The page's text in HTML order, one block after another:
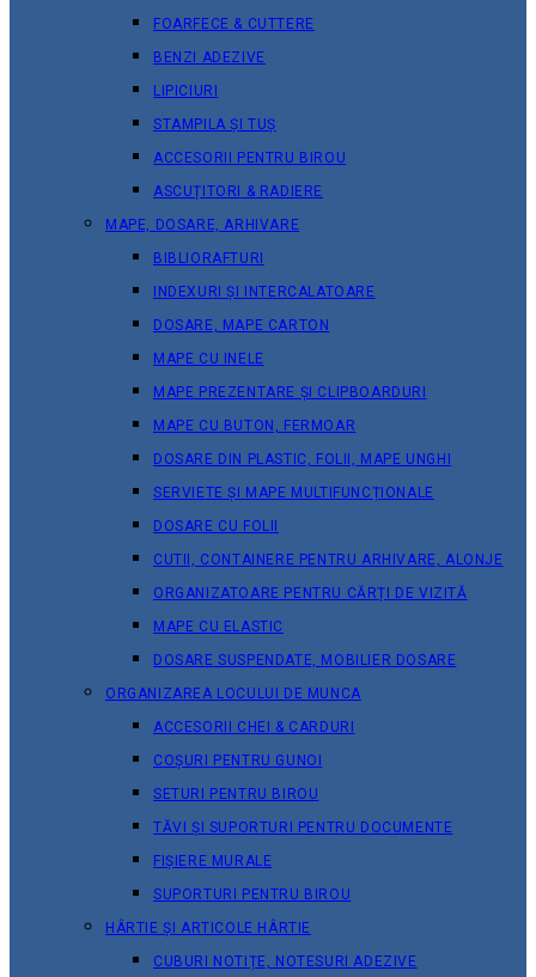
FOARFECE & CUTTERE
BENZI ADEZIVE
LIPICIURI
STAMPILA ȘI TUȘ
ACCESORII PENTRU BIROU
ASCUȚITORI & RADIERE
MAPE, DOSARE, ARHIVARE
BIBLIORAFTURI
INDEXURI ȘI INTERCALATOARE
DOSARE, MAPE CARTON
MAPE CU INELE
MAPE PREZENTARE ȘI CLIPBOARDURI
MAPE CU BUTON, FERMOAR
DOSARE DIN PLASTIC, FOLII, MAPE UNGHI
SERVIETE ȘI MAPE MULTIFUNCȚIONALE
DOSARE CU FOLII
CUTII, CONTAINERE PENTRU ARHIVARE, ALONJE
ORGANIZATOARE PENTRU CĂRȚI DE VIZITĂ
MAPE CU ELASTIC
DOSARE SUSPENDATE, MOBILIER DOSARE
ORGANIZAREA LOCULUI DE MUNCA
ACCESORII CHEI & СARDURI
COȘURI PENTRU GUNOI
SETURI PENTRU BIROU
TĂVI ȘI SUPORTURI PENTRU DOCUMENTE
FIȘIERE MURALE
SUPORTURI PENTRU BIROU
HÂRTIE ȘI ARTICOLE HÂRTIE
CUBURI NOTIȚE, NOTESURI ADEZIVE